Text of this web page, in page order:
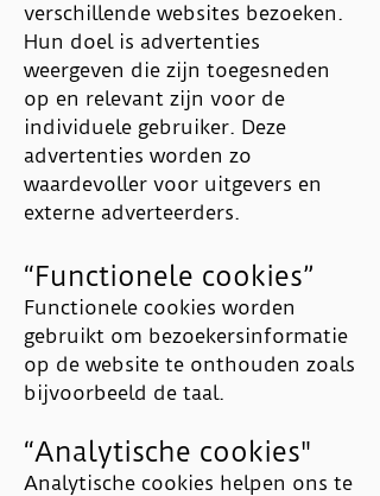
verschillende websites bezoeken.
Hun doel is advertenties
weergeven die zijn toegesneden
op en relevant zijn voor de
individuele gebruiker. Deze
advertenties worden zo
waardevoller voor uitgevers en
externe adverteerders.
“Functionele cookies”
Functionele cookies worden
gebruikt om bezoekersinformatie
op de website te onthouden zoals
bijvoorbeeld de taal.
“Analytische cookies"
Analytische cookies helpen ons te